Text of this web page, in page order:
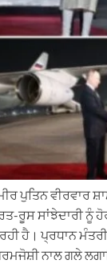
ਪੁਤਿਨ ਵੀਰਵਾਰ
ਰੂਸ ਸਾਂਝੇਦਾਰੀ ਨੂੰ
ਹੈ। ਪ੍ਰਧਾਨ
ਨਾਲ ਗਲੇ